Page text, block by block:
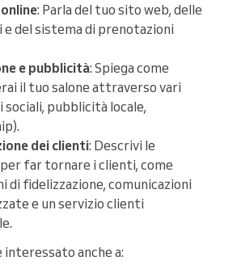
: Parla del tuo sito web, delle
e del sistema di prenotazioni
e pubblicità: Spiega come
il tuo salone attraverso vari
sociali, pubblicità locale,
dei clienti: Descrivi le
far tornare i clienti, come
di fidelizzazione, comunicazioni
e un servizio clienti
anche a: